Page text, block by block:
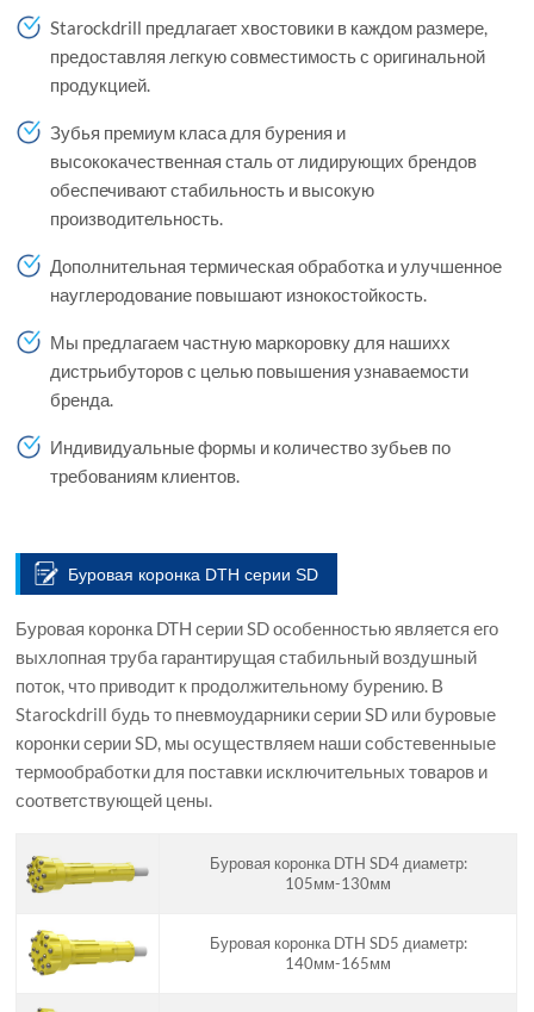
Starockdrill предлагает хвостовики в каждом размере,
предоставляя легкую совместимость с оригинальной
продукцией.
Зубья премиум класа для бурения и
высококачественная сталь от лидирующих брендов
обеспечивают стабильность и высокую
производительность.
Дополнительная термическая обработка и улучшенное
науглеродование повышают изнокостойкость.
Мы предлагаем частную маркоровку для нашихх
дистрьибуторов с целью повышения узнаваемости
бренда.
Индивидуальные формы и количество зубьев по
требованиям клиентов.
Буровая коронка DTH серии SD
Буровая коронка DTH серии SD особенностью является его
выхлопная труба гарантирущая стабильный воздушный
поток, что приводит к продолжительному бурению. В
Starockdrill будь то пневмоударники серии SD или буровые
коронки серии SD, мы осуществляем наши собстевенныые
термообработки для поставки исключительных товаров и
соответствующей цены.
Буровая коронка DTH SD4 диаметр:
105мм-130мм
Буровая коронка DTH SD5 диаметр:
140мм-165мм